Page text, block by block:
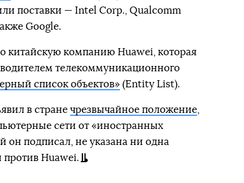
поставки — Intel Corp., Qualcomm
Google.
китайскую компанию Huawei, которая
телекоммуникационного
список объектов»(Entity List).
в стране чрезвычайное положение,
сети от «иностранных
он подписал, не указана ни одна
против Huawei.